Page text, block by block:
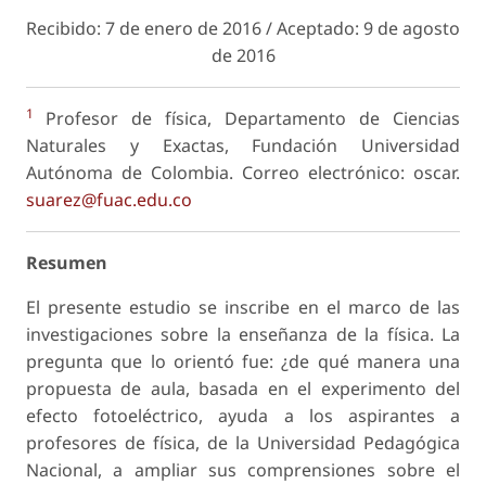
Recibido: 7 de enero de 2016 / Aceptado: 9 de agosto
de 2016
1
Profesor de física, Departamento de Ciencias
Naturales y Exactas, Fundación Universidad
Autónoma de Colombia. Correo electrónico: oscar.
suarez@fuac.edu.co
Resumen
El presente estudio se inscribe en el marco de las
investigaciones sobre la enseñanza de la física. La
pregunta que lo orientó fue: ¿de qué manera una
propuesta de aula, basada en el experimento del
efecto fotoeléctrico, ayuda a los aspirantes a
profesores de física, de la Universidad Pedagógica
Nacional, a ampliar sus comprensiones sobre el